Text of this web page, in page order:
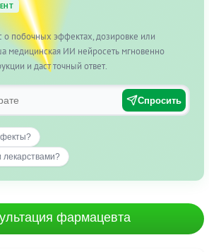
о побочных эффектах, дозировке или
медицинская ИИ нейросеть мгновенно
и даст точный ответ.
Спросить
лекарствами?
фармацевта